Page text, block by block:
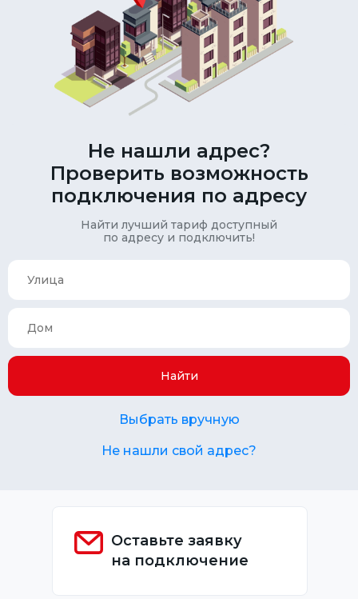
Не нашли адрес?
Проверить возможность
подключения по адресу
Найти лучший тариф доступный
по адресу и подключить!
Найти
Выбрать вручную
Не нашли свой адрес?
Оставьте заявку
на подключение